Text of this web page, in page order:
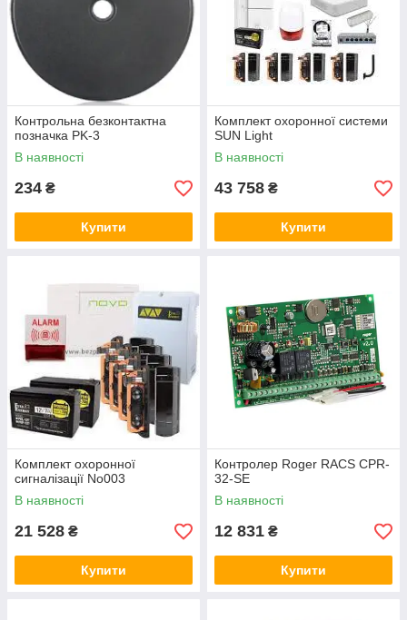
Контрольна безконтактна
позначка PK-3
В наявності
234 ₴
Купити
Комплект охоронної системи
SUN Light
В наявності
43 758 ₴
Купити
Комплект охоронної
сигналізації No003
В наявності
21 528 ₴
Купити
Контролер Roger RACS CPR-
32-SE
В наявності
12 831 ₴
Купити